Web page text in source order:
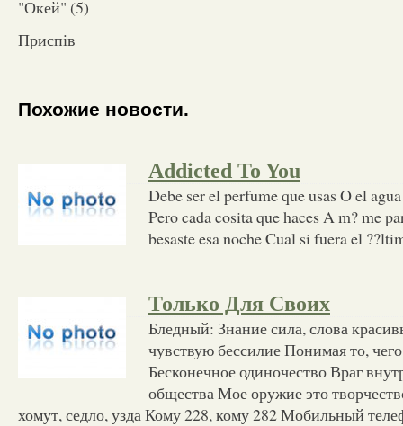
"Окей" (5)
Приспів
Похожие новости.
Addicted To You
Debe ser el perfume que usas O el
Pero cada cosita que haces A m?­ me
besaste esa noche Cual si fuera el
Только Для Своих
Бледный: Знание сила, слова
чувствую бессилие Понимая то, чего
Бесконечное одиночество Враг
общества Мое оружие это
хомут, седло, узда Кому 228, кому 282 Мобильный